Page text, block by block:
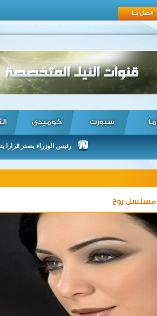
اتصل بنا
سبورت كوميدى
رئيس الوزراء يصدر قرارا بتعديل
مسلسل روح